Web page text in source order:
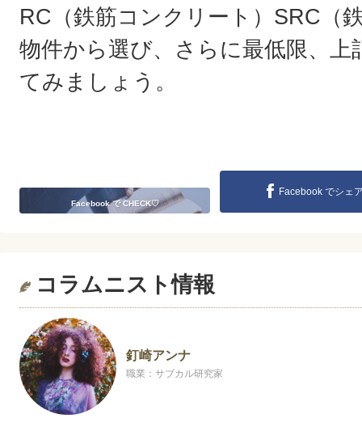
RC（鉄筋コンクリート）SRC（
物件から選び、さらに最低限、
てみましょう。
Facebook で CHECK♡
Facebook でシェ
コラムニスト情報
釘崎アンナ
職業：サブカル研究家